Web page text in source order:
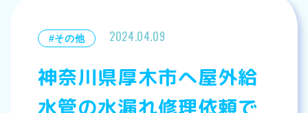
#その他 2024.04.09
神奈川県厚木市へ屋外給
水管の水漏れ修理依頼で